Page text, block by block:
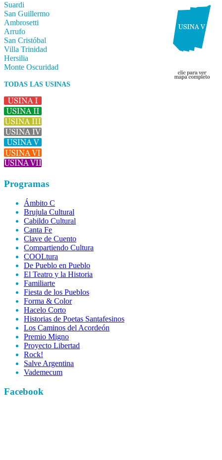
Suardi
San Guillermo
Ambrosetti
Arrufo
San Cristóbal
Villa Trinidad
Hersilia
Monte Oscuridad
TODAS LAS USINAS
Programas
Ámbito C
Brujula Cultural
Cabildo Cultural
Canta Fe
Clave de Cuento
Compartiendo Cultura
COOLtura
De Pueblo en Pueblo
El Teatro y la Historia
Familiarte
Fiesta de los Pueblos
Forma & Color
Hacelo Corto
Historias de Poetas Santafesinos
Los Caminos del Acordeón
Premio Migno
Proyecto Libertad
Rock!
Salve Argentina
Vademecum
Facebook